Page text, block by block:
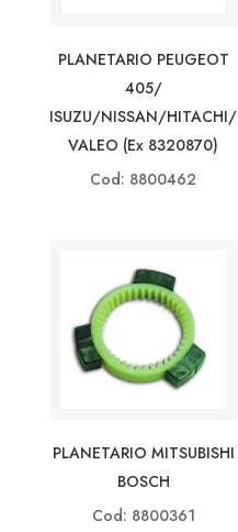
PLANETARIO PEUGEOT
405/
ISUZU/NISSAN/HITACHI/
VALEO (ex 8320870)
Cod: 8800462
PLANETARIO MITSUBISHI
BOSCH
Cod: 8800361